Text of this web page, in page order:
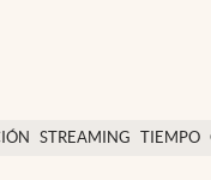
STREAMING TIEMPO